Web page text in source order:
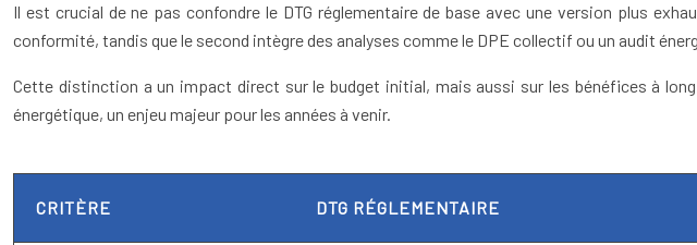
Il est crucial de ne pas confondre le DTG réglementaire de base avec une version plus
conformité, tandis que le second intègre des analyses comme le DPE collectif ou un audit
Cette distinction a un impact direct sur le budget initial, mais aussi sur les bénéfices à
énergétique, un enjeu majeur pour les années à venir.
CRITÈRE DTG RÉGLEMENTAIRE